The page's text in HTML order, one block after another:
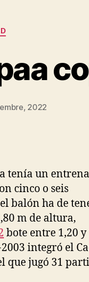
2022
tenía un
cinco o seis
balón ha de
m de altura,
bote entre 1,20 y
integró el
que jugó 31